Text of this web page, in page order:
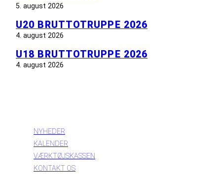
5. august 2026
U20 BRUTTOTRUPPE 2026
4. august 2026
U18 BRUTTOTRUPPE 2026
4. august 2026
NYHEDER
KALENDER
VÆRKTØJSKASSEN
KONTAKT OS